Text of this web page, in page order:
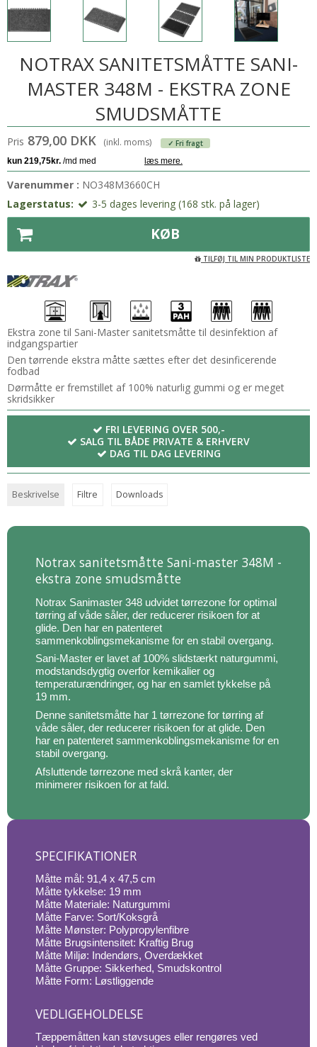
NOTRAX SANITETSMÅTTE SANI-
MASTER 348M - EKSTRA ZONE
SMUDSMÅTTE
Pris 879,00 DKK (inkl. moms) ✓ Fri fragt
Varenummer : NO348M3660CH
Lagerstatus:
3-5 dages levering (168 stk. på lager)
KØB
TILFØJ TIL MIN PRODUKTLISTE
Ekstra zone til Sani-Master sanitetsmåtte til desinfektion af
indgangspartier
Den tørrende ekstra måtte sættes efter det desinficerende
fodbad
Dørmåtte er fremstillet af 100% naturlig gummi og er meget
skridsikker
FRI LEVERING OVER 500,-
SALG TIL BÅDE PRIVATE & ERHVERV
DAG TIL DAG LEVERING
Beskrivelse Filtre Downloads
Notrax sanitetsmåtte Sani-master 348M -
ekstra zone smudsmåtte
Notrax Sanimaster 348 udvidet tørrezone for optimal
tørring af våde såler, der reducerer risikoen for at
glide. Den har en patenteret
sammenkoblingsmekanisme for en stabil overgang.
Sani-Master er lavet af 100% slidstærkt naturgummi,
modstandsdygtig overfor kemikalier og
temperaturændringer, og har en samlet tykkelse på
19 mm.
Denne sanitetsmåtte har 1 tørrezone for tørring af
våde såler, der reducerer risikoen for at glide. Den
har en patenteret sammenkoblingsmekanisme for en
stabil overgang.
Afsluttende tørrezone med skrå kanter, der
minimerer risikoen for at fald.
SPECIFIKATIONER
Måtte mål: 91,4 x 47,5 cm
Måtte tykkelse: 19 mm
Måtte Materiale: Naturgummi
Måtte Farve: Sort/Koksgrå
Måtte Mønster: Polypropylenfibre
Måtte Brugsintensitet: Kraftig Brug
Måtte Miljø: Indendørs, Overdækket
Måtte Gruppe: Sikkerhed, Smudskontrol
Måtte Form: Løstliggende
VEDLIGEHOLDELSE
Tæppemåtten kan støvsuges eller rengøres ved